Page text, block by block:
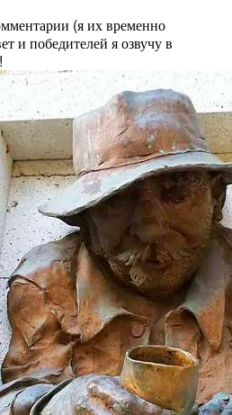
(я их временно
и победителей я озвучу в